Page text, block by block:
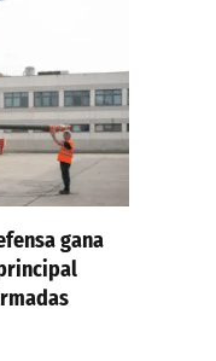
gana